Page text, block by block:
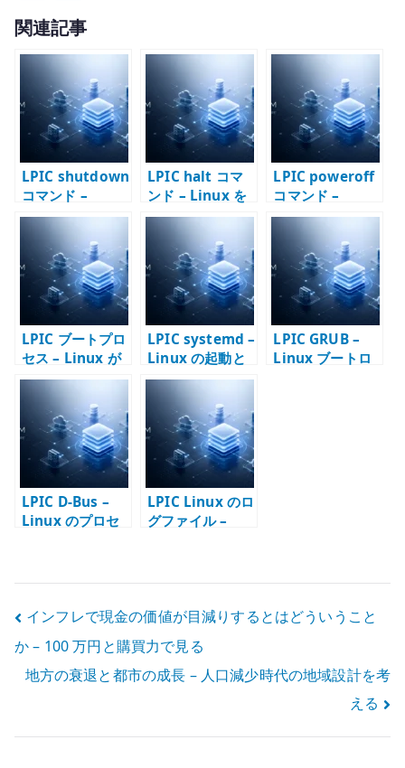
w
it
te
r
有
関連記事
LPIC shutdown
コマンド –
Linux を安全に
停止・再起動す
LPIC halt コマ
ンド – Linux を
停止する
LPIC poweroff
コマンド –
Linux を停止し
て電源断する
LPIC ブートプロ
セス – Linux が
起動する流れ
LPIC systemd –
Linux の起動と
サービス管理
LPIC GRUB –
Linux ブートロ
LPIC D-Bus –
Linux のプロセ
LPIC Linux のロ
グファイル –
投
稿
ナ
ビ
インフレで現金の価値が目減りするとはどういうこと
か – 100 万円と購買力で見る
地方の衰退と都市の成長 – 人口減少時代の地域設計を考
える